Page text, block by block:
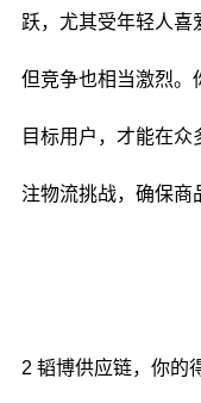
跃，尤其受年轻人喜
但竞争也相当激烈。
目标用户，才能在
注物流挑战，确保商
2 韬博供应链，你的